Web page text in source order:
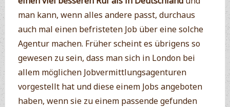
man kann, wenn alles andere passt, durchaus
auch mal einen befristeten Job über eine solche
Agentur machen. Früher scheint es übrigens so
gewesen zu sein, dass man sich in London bei
allem möglichen Jobvermittlungsagenturen
vorgestellt hat und diese einem Jobs angeboten
haben, wenn sie zu einem passende gefunden